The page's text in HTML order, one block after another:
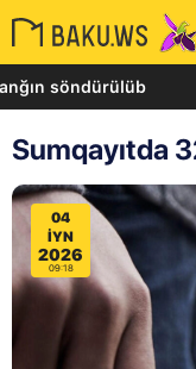
Sumqayıtda
04
IYN
2026
09:18